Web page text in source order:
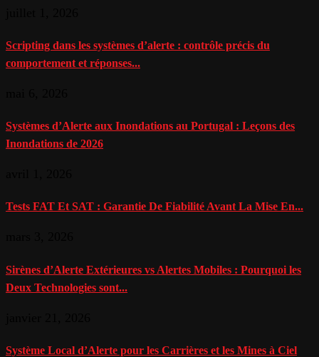
Scripting dans les systèmes d’alerte : contrôle précis du
comportement et réponses...
Systèmes d’Alerte aux Inondations au Portugal : Leçons des
Inondations de 2026
Tests FAT Et SAT : Garantie De Fiabilité Avant La Mise En...
Sirènes d’Alerte Extérieures vs Alertes Mobiles : Pourquoi les
Deux Technologies sont...
Système Local d’Alerte pour les Carrières et les Mines à Ciel